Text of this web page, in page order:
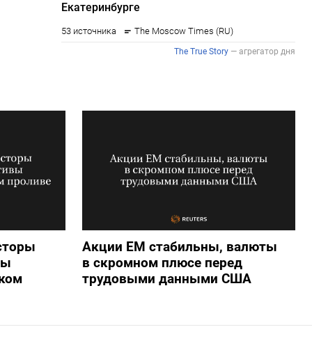
Акции ЕМ стабильны, валюты
в скромном плюсе перед
трудовыми данными США